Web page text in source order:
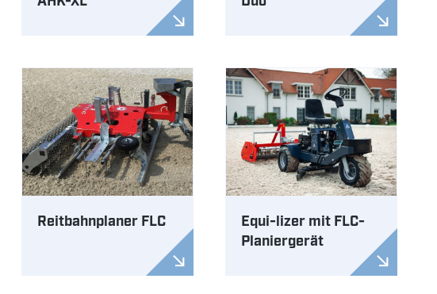
Reitbahnplaner FLC
Equi-lizer mit FLC-
Planiergerät